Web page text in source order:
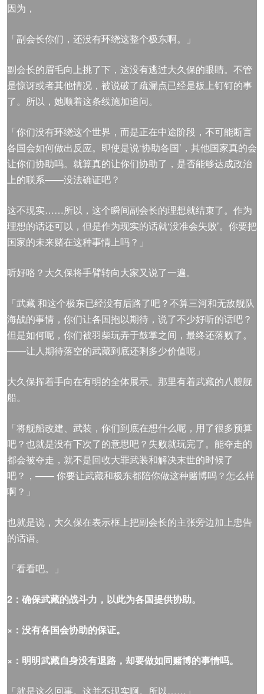
因为，
「副会长你们，还没有环绕这整个极东啊。」
副会长的眉毛向上挑了下，这没有逃过大久保的眼睛。不管
是惊讶或者其他情况，被说破了疏漏点已经是板上钉钉的事
了。所以，她顺着这条线施加追问。
「你们没有环绕这个世界，而是正在中途阶段，不可能断言
各国会如何做出反应。即使是说‘协助各国’，其他国家真的会
让你们协助吗。就算真的让你们协助了，是否能够达成政治
上的联系——没法确证吧？
这不现实……所以，这个瞬间副会长的理想就结束了。作为
理想的话还可以，但是作为现实的话就‘没准会失败’。你要把
国家的未来赌在这种事情上吗？」
听好咯？大久保将手臂转向大家又说了一遍。
「武藏 和这个极东已经没有后路了吧？不算三河和无敌舰队
海战的事情，你们让各国抱以期待，说了不少好听的话吧？
但是如何呢，你们被羽柴玩弄于鼓掌之间，最终还落败了。
——让人期待落空的武藏到底还剩多少价值呢」
大久保挥着手向在有明的全体展示。那里有着武藏的八艘舰
船。
「将舰船改建、武装，你们到底在想什么呢，用了很多预算
吧？也就是没有下次了的意思吧？失败就玩完了。能夺走的
都会被夺走，就不是回收大罪武装和解决末世的时候了
吧？，—— 你要让武藏和极东都陪你做这种赌博吗？怎么样
啊？」
也就是说，大久保在表示框上把副会长的主张旁边加上忠告
的话语。
「看看吧。」
2 ：确保武藏的战斗力，以此为各国提供协助。
× ：没有各国会协助的保证。
× ：明明武藏自身没有退路，却要做如同赌博的事情吗。
「就是这么回事。这并不现实啊。所以……」